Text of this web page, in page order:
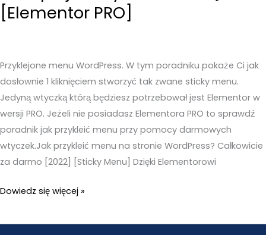
za[Elementor PRO]
Przyklejone menu WordPress. W tym poradniku pokaże Ci jak
dosłownie 1 kliknięciem stworzyć tak zwane sticky menu.
Jedyną wtyczką którą będziesz potrzebował jest Elementor w
wersji PRO. Jeżeli nie posiadasz Elementora PRO to sprawdź
poradnik jak przykleić menu przy pomocy darmowych
wtyczek.Jak przykleić menu na stronie WordPress? Całkowicie
za darmo [2022] [Sticky Menu] Dzięki Elementorowi
Przyklejone
WordPress.
Dowiedz się więcej »